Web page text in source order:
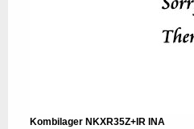
Kombilager NKXR35Z+IR INA